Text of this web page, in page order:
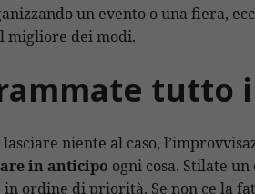
un evento o una fiera,
migliore dei modi.
tutto
niente al caso,
in anticipo ogni cosa. Stilate
ordine di priorità. Se non ce la